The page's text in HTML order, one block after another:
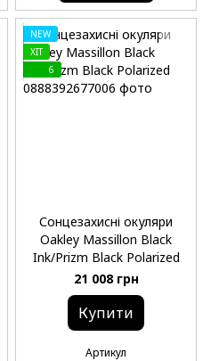
NEW
ХIT
6
Сонцезахисні окуляри
Oakley Massillon Black
Ink/Prizm Black Polarized
21 008 грн
Купити
Артикул